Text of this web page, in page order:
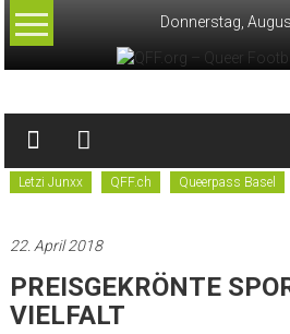
Zum
Inhalt
Donnerstag,
QFF.org
–
Queer
Football
Fanclubs
Letzi Junxx QFF.ch Queerpass Basel
22. April 2018
PREISGEKRÖNTE
VIELFALT